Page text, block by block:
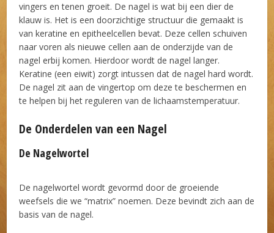
vingers en tenen groeit. De nagel is wat bij een dier de
klauw is. Het is een doorzichtige structuur die gemaakt is
van keratine en epitheelcellen bevat. Deze cellen schuiven
naar voren als nieuwe cellen aan de onderzijde van de
nagel erbij komen. Hierdoor wordt de nagel langer.
Keratine (een eiwit) zorgt intussen dat de nagel hard wordt.
De nagel zit aan de vingertop om deze te beschermen en
te helpen bij het reguleren van de lichaamstemperatuur.
De Onderdelen van een Nagel
De Nagelwortel
De nagelwortel wordt gevormd door de groeiende
weefsels die we “matrix” noemen. Deze bevindt zich aan de
basis van de nagel.